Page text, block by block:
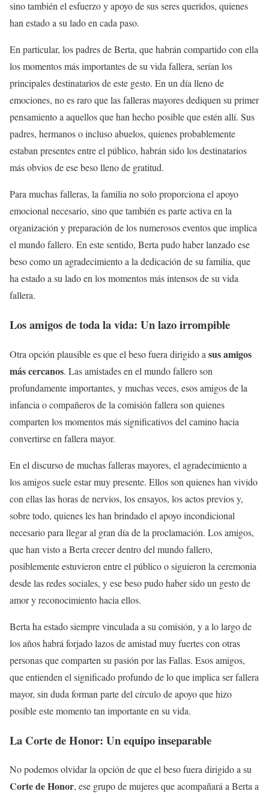
sino también el esfuerzo y apoyo de sus seres queridos, quienes
han estado a su lado en cada paso.
En particular, los padres de Berta, que habrán compartido con ella
los momentos más importantes de su vida fallera, serían los
principales destinatarios de este gesto. En un día lleno de
emociones, no es raro que las falleras mayores dediquen su primer
pensamiento a aquellos que han hecho posible que estén allí. Sus
padres, hermanos o incluso abuelos, quienes probablemente
estaban presentes entre el público, habrán sido los destinatarios
más obvios de ese beso lleno de gratitud.
Para muchas falleras, la familia no solo proporciona el apoyo
emocional necesario, sino que también es parte activa en la
organización y preparación de los numerosos eventos que implica
el mundo fallero. En este sentido, Berta pudo haber lanzado ese
beso como un agradecimiento a la dedicación de su familia, que
ha estado a su lado en los momentos más intensos de su vida
fallera.
Los amigos de toda la vida: Un lazo irrompible
Otra opción plausible es que el beso fuera dirigido a sus amigos
más cercanos. Las amistades en el mundo fallero son
profundamente importantes, y muchas veces, esos amigos de la
infancia o compañeros de la comisión fallera son quienes
comparten los momentos más significativos del camino hacia
convertirse en fallera mayor.
En el discurso de muchas falleras mayores, el agradecimiento a
los amigos suele estar muy presente. Ellos son quienes han vivido
con ellas las horas de nervios, los ensayos, los actos previos y,
sobre todo, quienes les han brindado el apoyo incondicional
necesario para llegar al gran día de la proclamación. Los amigos,
que han visto a Berta crecer dentro del mundo fallero,
posiblemente estuvieron entre el público o siguieron la ceremonia
desde las redes sociales, y ese beso pudo haber sido un gesto de
amor y reconocimiento hacia ellos.
Berta ha estado siempre vinculada a su comisión, y a lo largo de
los años habrá forjado lazos de amistad muy fuertes con otras
personas que comparten su pasión por las Fallas. Esos amigos,
que entienden el significado profundo de lo que implica ser fallera
mayor, sin duda forman parte del círculo de apoyo que hizo
posible este momento tan importante en su vida.
La Corte de Honor: Un equipo inseparable
No podemos olvidar la opción de que el beso fuera dirigido a su
Corte de Honor, ese grupo de mujeres que acompañará a Berta a